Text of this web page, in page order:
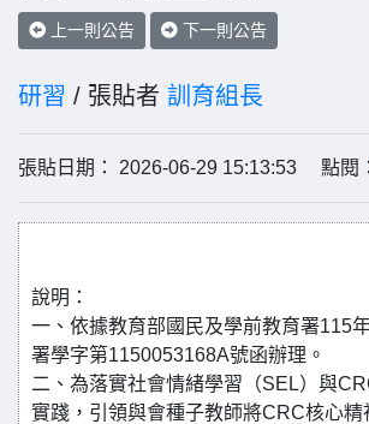
上一則公告 下一則公告
研習 / 張貼者 訓育組長
張貼日期： 2026-06-29 15:13:53 點閱：
說明：
一、依據教育部國民及學前教育署115
署學字第1150053168A號函辦理。
二、為落實社會情緒學習（SEL）與
實踐，引領與會種子教師將CRC核心